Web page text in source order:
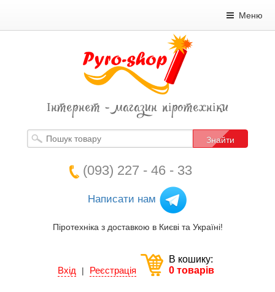
Меню
Інтернет - магазин піротехніки
Знайти
(093) 227 - 46 - 33
Написати нам
Піротехніка з доставкою в Києві та Україні!
Вхід | Реєстрація
В кошику:
0 товарів